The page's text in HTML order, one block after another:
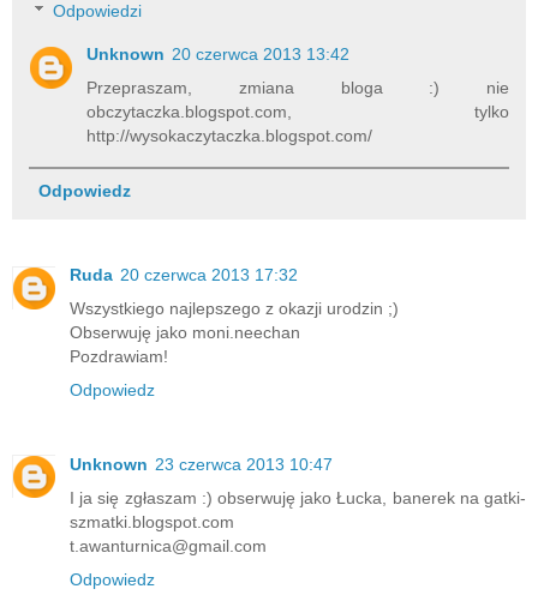
Odpowiedzi
Unknown 20 czerwca 2013 13:42
Przepraszam, zmiana bloga :) nie
obczytaczka.blogspot.com, tylko
http://wysokaczytaczka.blogspot.com/
Odpowiedz
Ruda 20 czerwca 2013 17:32
Wszystkiego najlepszego z okazji urodzin ;)
Obserwuję jako moni.neechan
Pozdrawiam!
Odpowiedz
Unknown 23 czerwca 2013 10:47
I ja się zgłaszam :) obserwuję jako Łucka, banerek na gatki-
szmatki.blogspot.com
t.awanturnica@gmail.com
Odpowiedz